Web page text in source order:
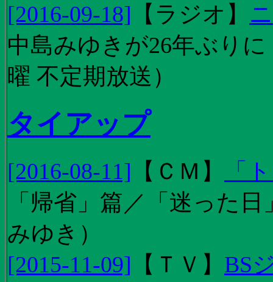
[2016-09-18] 【 ラジオ 】
中島みゆきが26年ぶり
曜 不定期放送）
タイアップ
[2016-08-11] 【 ＣＭ 】
「
「帰省」篇／「迷った
みゆき）
[2015-11-09] 【 ＴＶ 】 BS